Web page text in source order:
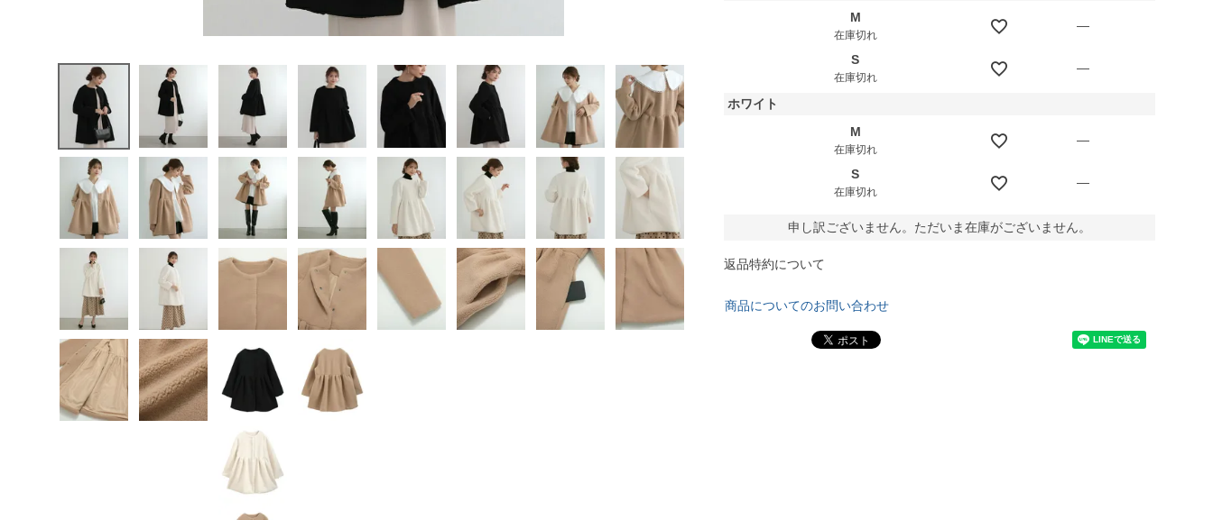
M
在庫切れ
—
S
在庫切れ
—
ホワイト
M
在庫切れ
—
S
在庫切れ
—
申し訳ございません。ただいま在庫がございません。
返品特約について
商品についてのお問い合わせ